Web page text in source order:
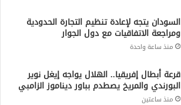
السودان يتجه لإعادة تنظيم التجارة الحدودية
ومراجعة الاتفاقيات مع دول الجوار
منذ ساعة واحدة
قرعة أبطال إفريقيا.. الهلال يواجه إيغل نوير
البورندي والمريخ يصطدم بباور ديناموز الزامبي
منذ ساعتين